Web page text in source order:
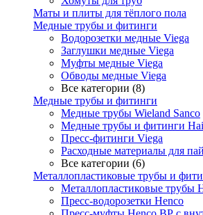
Маты и плиты для тёплого пола
Медные трубы и фитинги
Водорозетки медные Viega
Заглушки медные Viega
Муфты медные Viega
Обводы медные Viega
Все категории (8)
Медные трубы и фитинги
Медные трубы Wieland Sanco
Медные трубы и фитинги
Пресс-фитинги Viega
Расходные материалы для
Все категории (6)
Металлопластиковые трубы и
Металлопластиковые трубы
Пресс-водорозетки Henco